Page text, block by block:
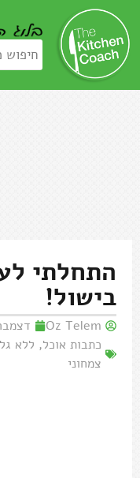
התחלתי
בישול!
Oz Telem דצמבר 23,
כתבות אוכל, ללא
צמחוני